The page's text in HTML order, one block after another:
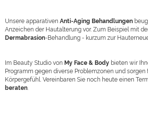
Unsere apparativenAnti-Aging Behandlungen
Anzeichen der Hautalterung vor. Zum Beispiel mit
Dermabrasion-Behandlung - kurzum zur
Im Beauty Studio von My Face & Body bieten wir
Programm gegen diverse Problemzonen und
Körpergefühl. Vereinbaren Sie noch heute einen
beraten